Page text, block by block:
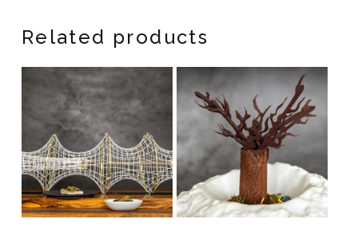
Related products